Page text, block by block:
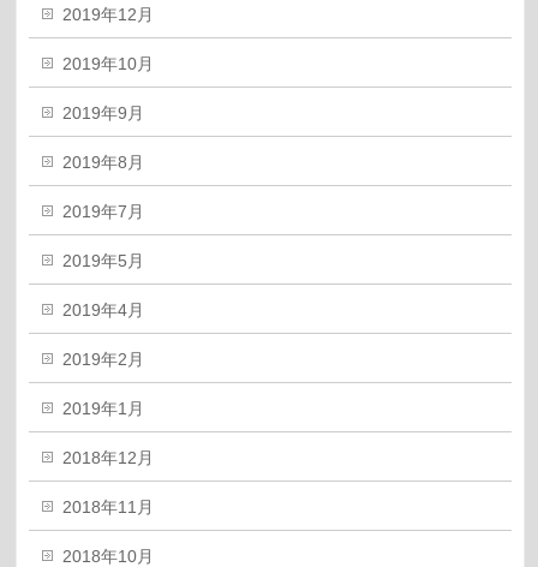
2019年12月
2019年10月
2019年9月
2019年8月
2019年7月
2019年5月
2019年4月
2019年2月
2019年1月
2018年12月
2018年11月
2018年10月